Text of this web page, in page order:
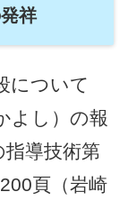
祥
について
よし）の報
導技術第
頁（岩崎